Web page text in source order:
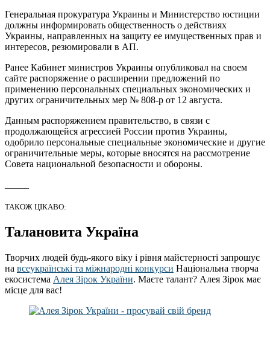
Генеральная прокуратура Украины и Министерство юстиции
должны информировать общественность о действиях
Украины, направленных на защиту ее имущественных прав и
интересов, резюмировали в АП.
Ранее Кабинет министров Украины опубликовал на своем
сайте распоряжение о расширении предложений по
применению персональных специальных экономических и
других ограничительных мер № 808-р от 12 августа.
Данным распоряжением правительство, в связи с
продолжающейся агрессией России против Украины,
одобрило персональные специальные экономические и другие
ограничительные меры, которые вносятся на рассмотрение
Совета национальной безопасности и обороны.
ТАКОЖ ЦІКАВО:
Талановита Україна
Творчих людей будь-якого віку і рівня майстерності запрошує
на всеукраїнські та міжнародні конкурси Національна творча
екосистема Алея Зірок України. Маєте талант? Алея Зірок має
місце для вас!